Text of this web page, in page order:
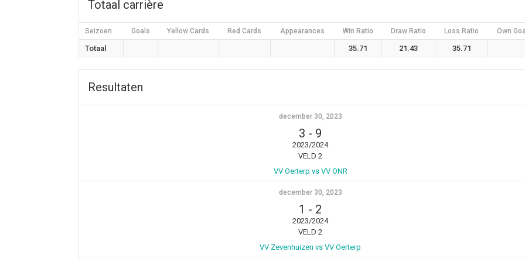
Totaal carrière
Seizoen Goals Yellow Cards Red Cards Appearances Win Ratio Draw Ratio Loss Ratio Own
Totaal 35.71 21.43 35.71
Resultaten
december 30, 2023
3 - 9
2023/2024
VELD 2
VV Oerterp vs VV ONR
december 30, 2023
1 - 2
2023/2024
VELD 2
VV Zevenhuizen vs VV Oerterp